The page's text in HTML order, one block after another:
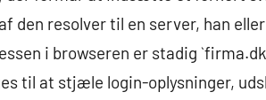
den resolver til en server, han
i browseren er stadig
til at stjæle login-oplysninger,